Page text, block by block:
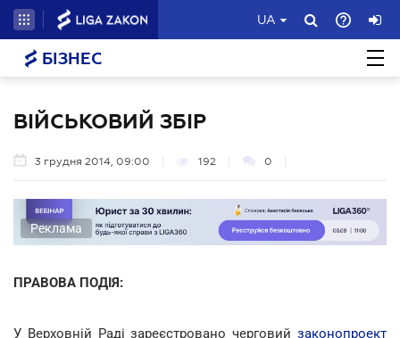
UA
БІЗНЕС
ВІЙСЬКОВИЙ ЗБІР
3 грудня 2014, 09:00 192 0
Реклама
ПРАВОВА ПОДІЯ:
У Верховній Раді зареєстровано черговий законопроект